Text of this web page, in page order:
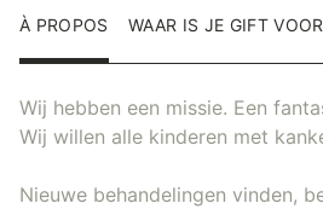
À PROPOS WAAR IS JE GIFT VOOR
Wij hebben een missie. Een
Wij willen alle kinderen met
Nieuwe behandelingen vinden,